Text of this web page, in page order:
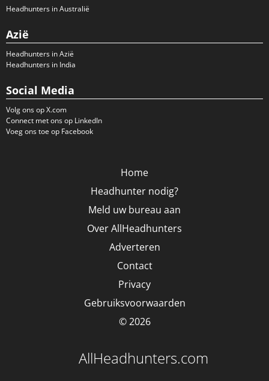
Headhunters in Australië
Azië
Headhunters in Azië
Headhunters in India
Social Media
Volg ons op X.com
Connect met ons op LinkedIn
Voeg ons toe op Facebook
Home
Headhunter nodig?
Meld uw bureau aan
Over AllHeadhunters
Adverteren
Contact
Privacy
Gebruiksvoorwaarden
© 2026
AllHeadhunters.com